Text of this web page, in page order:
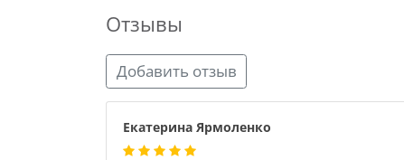
Отзывы
Добавить отзыв
Екатерина Ярмоленко